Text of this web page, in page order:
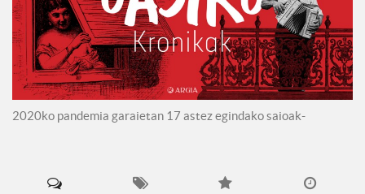
2020ko pandemia garaietan 17 astez egindako saioak-